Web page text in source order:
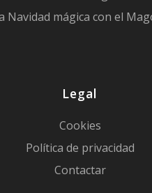
Navidad mágica con el
Legal
Cookies
Política de privacidad
Contactar